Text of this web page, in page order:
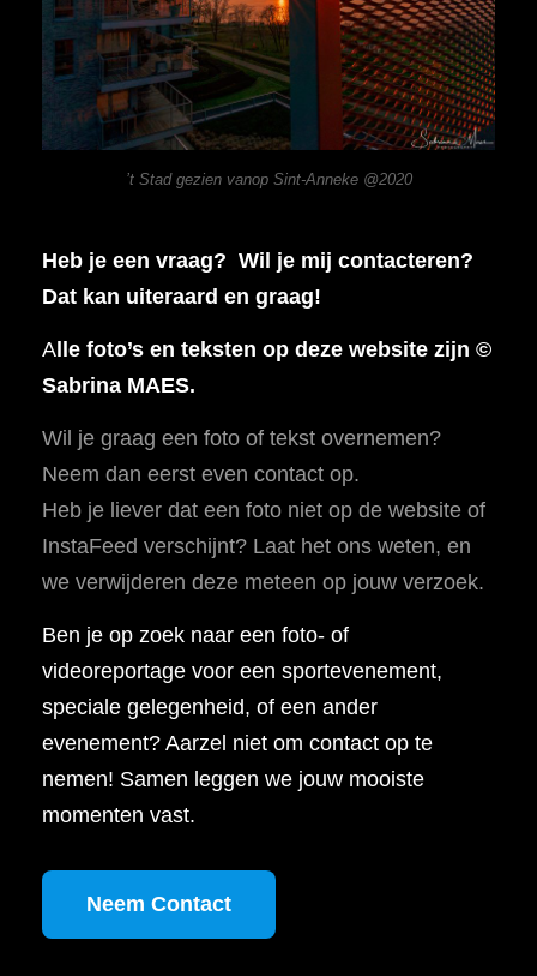
’t Stad gezien vanop Sint-Anneke @2020
Heb je een vraag? Wil je mij contacteren?
Dat kan uiteraard en graag!
Alle foto’s en teksten op deze website zijn ©
Sabrina MAES.
Wil je graag een foto of tekst overnemen?
Neem dan eerst even contact op.
Heb je liever dat een foto niet op de website of
InstaFeed verschijnt? Laat het ons weten, en
we verwijderen deze meteen op jouw verzoek.
Ben je op zoek naar een foto- of
videoreportage voor een sportevenement,
speciale gelegenheid, of een ander
evenement? Aarzel niet om contact op te
nemen! Samen leggen we jouw mooiste
momenten vast.
Neem Contact